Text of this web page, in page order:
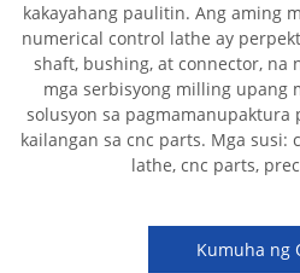
kakayahang paulitin. Ang aming
numerical control lathe ay
shaft, bushing, at connector, na
mga serbisyong milling upang
solusyon sa pagmamanupaktura
kailangan sa cnc parts. Mga
lathe, cnc parts,
Kumuha ng